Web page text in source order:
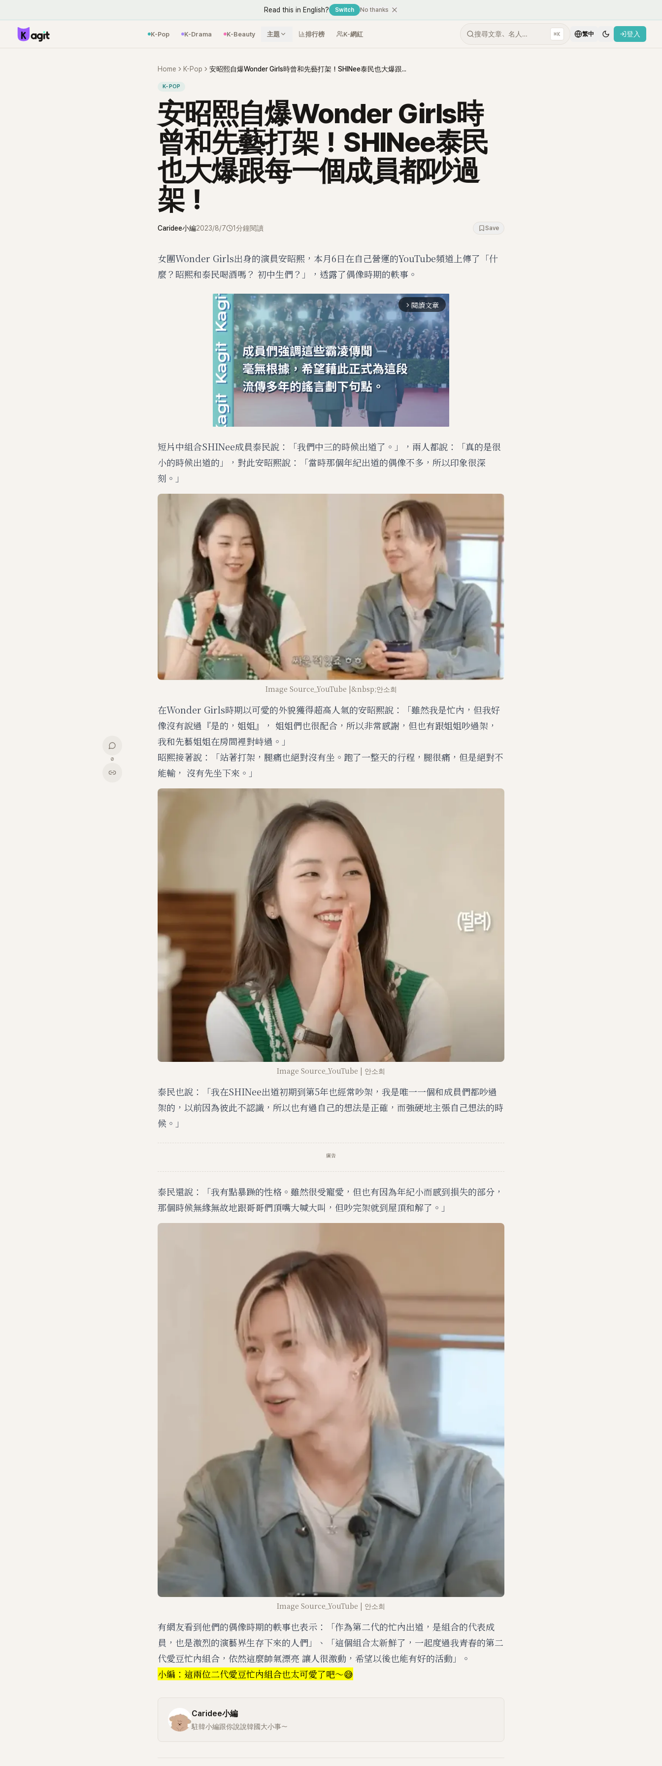
Read this in English? Switch No thanks
K-Pop K-Drama K-Beauty 主題 排行榜 K-網紅 搜尋文章、名人… ⌘K 繁中 登入
Home K-Pop 安昭熙自爆Wonder Girls時曾和先藝打架！SHINee泰民也大爆跟每一個成員都吵過架！
K-POP
安昭熙自爆Wonder Girls時
曾和先藝打架！SHINee泰民
也大爆跟每一個成員都吵過
架！
Caridee小編2023/8/7 1分鐘閱讀 Save
女團Wonder Girls出身的演員安昭熙，本月6日在自己營運的YouTube頻道上傳了「什
麼？昭熙和泰民喝酒嗎？ 初中生們？」，透露了偶像時期的軼事。
arrow_forward_ios 閱讀文章
M
e
短片中組合SHINee成員泰民說：「我們中三的時候出道了。」，兩人都說：「真的是很
小的時候出道的」，對此安昭熙說：「當時那個年紀出道的偶像不多，所以印象很深
刻。」
Image Source_YouTube |&nbsp;안소희
在Wonder Girls時期以可愛的外貌獲得超高人氣的安昭熙說：「雖然我是忙內，但我好
像沒有說過『是的，姐姐』， 姐姐們也很配合，所以非常感謝，但也有跟姐姐吵過架，
我和先藝姐姐在房間裡對峙過。」
昭熙接著說：「站著打架，腿痛也絕對沒有坐。跑了一整天的行程，腿很痛，但是絕對不
能輸， 沒有先坐下來。」
Image Source_YouTube | 안소희
泰民也說：「我在SHINee出道初期到第5年也經常吵架，我是唯一一個和成員們都吵過
架的，以前因為彼此不認識，所以也有過自己的想法是正確，而強硬地主張自己想法的時
候。」
廣告
泰民還說：「我有點暴躁的性格。雖然很受寵愛，但也有因為年紀小而感到損失的部分，
那個時候無緣無故地跟哥哥們頂嘴大喊大叫，但吵完架就到屋頂和解了。」
Image Source_YouTube | 안소희
有網友看到他們的偶像時期的軼事也表示：「作為第二代的忙內出道，是組合的代表成
員，也是激烈的演藝界生存下來的人們」、「這個組合太新鮮了，一起度過我青春的第二
代愛豆忙內組合，依然這麼帥氣漂亮 讓人很激動，希望以後也能有好的活動」。
小編：這兩位二代愛豆忙內組合也太可愛了吧～😅
Caridee小編
駐韓小編跟你說說韓國大小事～
0